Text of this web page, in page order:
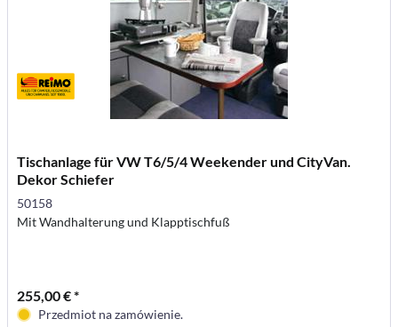
Tischanlage für VW T6/5/4 Weekender und CityVan.
Dekor Schiefer
50158
Mit Wandhalterung und Klapptischfuß
255,00 € *
Przedmiot na zamówienie.